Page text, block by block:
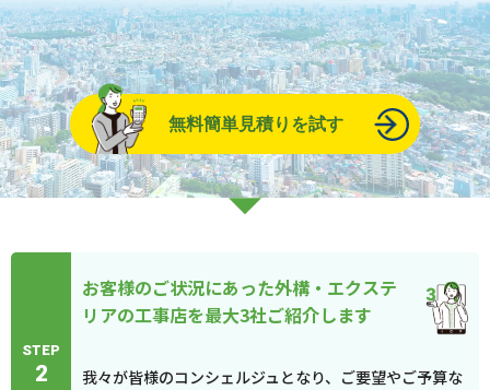
無料簡単見積りを試す
STEP
2
お客様のご状況にあった外構・エクステ
リアの工事店を最大3社ご紹介します
我々が皆様のコンシェルジュとなり、ご要望やご予算な